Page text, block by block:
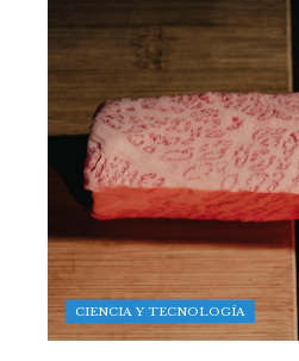
CIENCIA Y TECNOLOGÍA